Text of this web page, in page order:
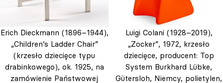
Erich Dieckmann (1896–1944),
„Children’s Ladder Chair”
(krzesło dziecięce typu
drabinkowego), ok. 1925, na
zamówienie Państwowej
Luigi Colani (1928–2019),
„Zocker”, 1972, krzesło
dziecięce, producent: Top
System Burkhard Lübke,
Gütersloh, Niemcy, polietylen,